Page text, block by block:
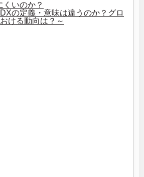
くいのか？
の定義・意味は違うのか？グロ
ける動向は？～